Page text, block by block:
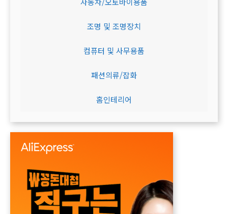
조명 및 조명장치
컴퓨터 및 사무용품
패션의류/잡화
홈인테리어